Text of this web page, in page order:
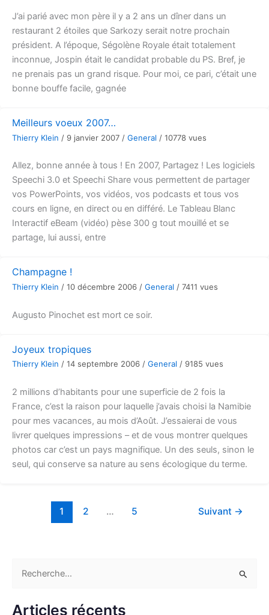
J’ai parié avec mon père il y a 2 ans un dîner dans un
restaurant 2 étoiles que Sarkozy serait notre prochain
président. A l’époque, Ségolène Royale était totalement
inconnue, Jospin était le candidat probable du PS. Bref, je
ne prenais pas un grand risque. Pour moi, ce pari, c’était une
bonne bouffe facile, gagnée
Meilleurs voeux 2007…
Thierry Klein / 9 janvier 2007 / General / 10778 vues
Allez, bonne année à tous ! En 2007, Partagez ! Les logiciels
Speechi 3.0 et Speechi Share vous permettent de partager
vos PowerPoints, vos vidéos, vos podcasts et tous vos
cours en ligne, en direct ou en différé. Le Tableau Blanc
Interactif eBeam (vidéo) pèse 300 g tout mouillé et se
partage, lui aussi, entre
Champagne !
Thierry Klein / 10 décembre 2006 / General / 7411 vues
Augusto Pinochet est mort ce soir.
Joyeux tropiques
Thierry Klein / 14 septembre 2006 / General / 9185 vues
2 millions d’habitants pour une superficie de 2 fois la
France, c’est la raison pour laquelle j’avais choisi la Namibie
pour mes vacances, au mois d’Août. J’essaierai de vous
livrer quelques impressions – et de vous montrer quelques
photos car c’est un pays magnifique. Un des seuls, sinon le
seul, qui conserve sa nature au sens écologique du terme.
1 2 … 5 Suivant →
Articles récents